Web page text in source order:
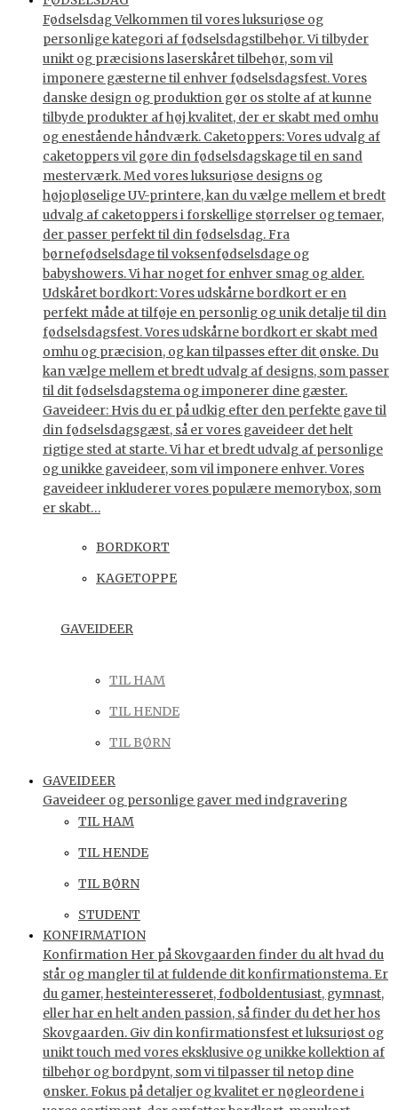
Fødselsdag Velkommen til vores luksuriøse og
personlige kategori af fødselsdagstilbehør. Vi tilbyder
unikt og præcisions laserskåret tilbehør, som vil
imponere gæsterne til enhver fødselsdagsfest. Vores
danske design og produktion gør os stolte af at kunne
tilbyde produkter af høj kvalitet, der er skabt med omhu
og enestående håndværk. Caketoppers: Vores udvalg af
caketoppers vil gøre din fødselsdagskage til en sand
mesterværk. Med vores luksuriøse designs og
højopløselige UV-printere, kan du vælge mellem et bredt
udvalg af caketoppers i forskellige størrelser og temaer,
der passer perfekt til din fødselsdag. Fra
børnefødselsdage til voksenfødselsdage og
babyshowers. Vi har noget for enhver smag og alder.
Udskåret bordkort: Vores udskårne bordkort er en
perfekt måde at tilføje en personlig og unik detalje til din
fødselsdagsfest. Vores udskårne bordkort er skabt med
omhu og præcision, og kan tilpasses efter dit ønske. Du
kan vælge mellem et bredt udvalg af designs, som passer
til dit fødselsdagstema og imponerer dine gæster.
Gaveideer: Hvis du er på udkig efter den perfekte gave til
din fødselsdagsgæst, så er vores gaveideer det helt
rigtige sted at starte. Vi har et bredt udvalg af personlige
og unikke gaveideer, som vil imponere enhver. Vores
gaveideer inkluderer vores populære memorybox, som
er skabt…
BORDKORT
KAGETOPPE
GAVEIDEER
TIL HAM
TIL HENDE
TIL BØRN
GAVEIDEER
Gaveideer og personlige gaver med indgravering
TIL HAM
TIL HENDE
TIL BØRN
STUDENT
KONFIRMATION
Konfirmation Her på Skovgaarden finder du alt hvad du
står og mangler til at fuldende dit konfirmationstema. Er
du gamer, hesteinteresseret, fodboldentusiast, gymnast,
eller har en helt anden passion, så finder du det her hos
Skovgaarden. Giv din konfirmationsfest et luksuriøst og
unikt touch med vores eksklusive og unikke kollektion af
tilbehør og bordpynt, som vi tilpasser til netop dine
ønsker. Fokus på detaljer og kvalitet er nøgleordene i